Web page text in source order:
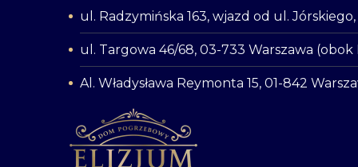
ul. Radzymińska 163, wjazd od ul.
ul. Targowa 46/68, 03-733 Warszawa
Al. Władysława Reymonta 15, 01-842